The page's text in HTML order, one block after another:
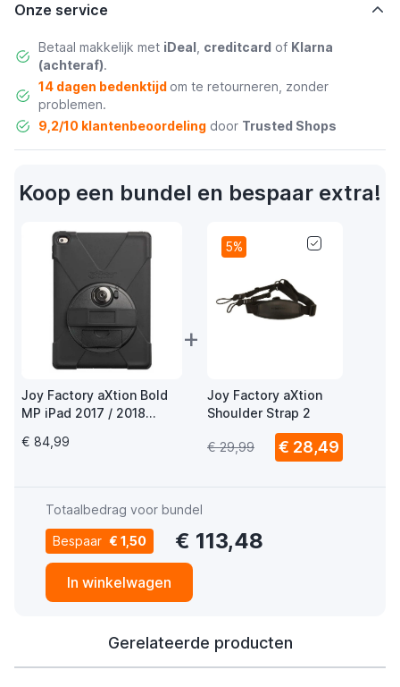
Onze service
Betaal makkelijk met iDeal creditcard of Klarna
(achteraf).
14 dagen bedenktijd om te retourneren, zonder
problemen.
9,2/10 klantenbeoordelingdoor Trusted Shops
Koop een bundel en bespaar extra!
Joy Factory aXtion Bold
MP iPad 2017 / 2018
€ 84,99
+
5%
Joy Factory aXtion
Shoulder Strap 2
€ 29,99 € 28,49
Totaalbedrag voor bundel
Bespaar € 1,50 € 113,48
In winkelwagen
Gerelateerde producten